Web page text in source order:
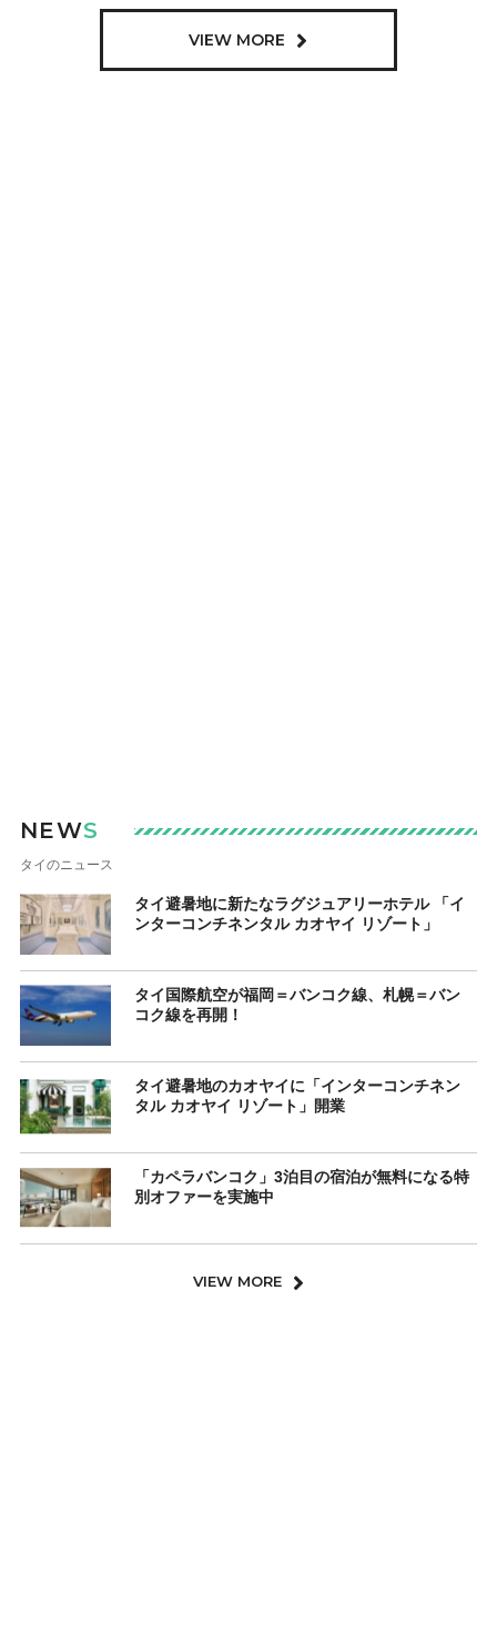
VIEW MORE
NEWS
タイのニュース
タイ避暑地に新たなラグジュアリーホテル 「イ
ンターコンチネンタル カオヤイ リゾート」
タイ国際航空が福岡＝バンコク線、札幌＝バン
コク線を再開！
タイ避暑地のカオヤイに「インターコンチネン
タル カオヤイ リゾート」開業
「カペラバンコク」3泊目の宿泊が無料になる特
別オファーを実施中
VIEW MORE